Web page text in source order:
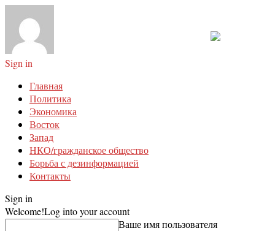
Sign in
Главная
Политика
Экономика
Восток
Запад
НКО/гражданское общество
Борьба с дезинформацией
Контакты
Sign in
Welcome!Log into your account
Ваше имя пользователя